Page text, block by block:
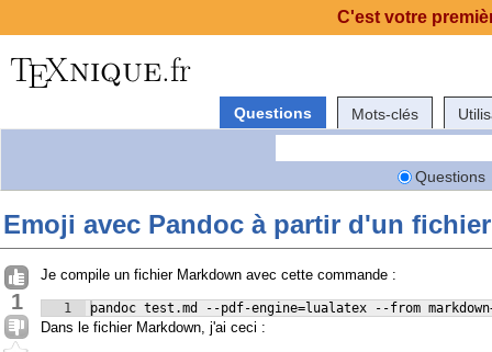
Questions Mots-clés
Questions
Emoji avec Pandoc à partir d'un
1
Je compile un fichier Markdown avec cette commande :
1 pandoc test.md --pdf-engine=lualatex --from
Dans le fichier Markdown, j'ai ceci :
C'est votre